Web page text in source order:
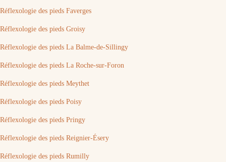
Réflexologie des pieds Faverges
Réflexologie des pieds Groisy
Réflexologie des pieds La Balme-de-Sillingy
Réflexologie des pieds La Roche-sur-Foron
Réflexologie des pieds Meythet
Réflexologie des pieds Poisy
Réflexologie des pieds Pringy
Réflexologie des pieds Reignier-Ésery
Réflexologie des pieds Rumilly